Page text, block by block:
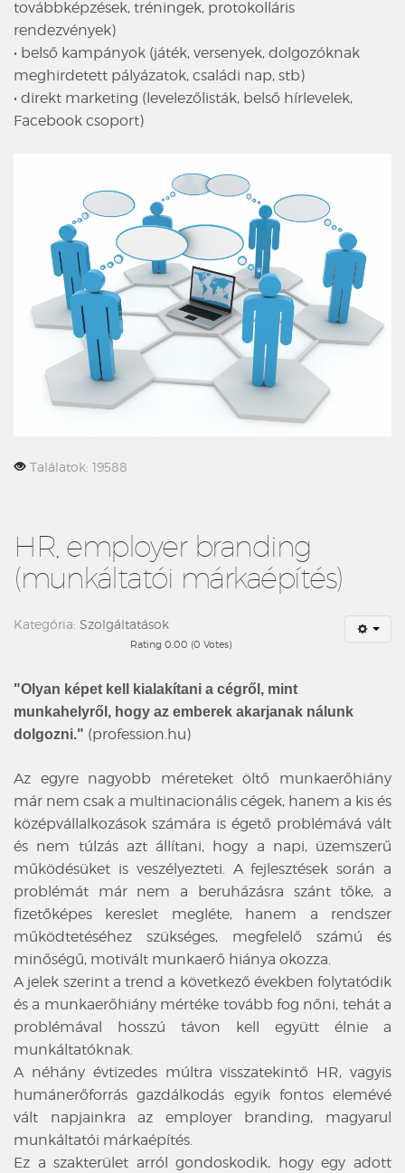
továbbképzések, tréningek, protokolláris
rendezvények)
• belső kampányok (játék, versenyek, dolgozóknak
meghirdetett pályázatok, családi nap, stb)
• direkt marketing (levelezőlisták, belső hírlevelek,
Facebook csoport)
Találatok: 19588
HR, employer branding
(munkáltatói márkaépítés)
Kategória: Szolgáltatások
Rating 0.00 (0 Votes)
"Olyan képet kell kialakítani a cégről, mint
munkahelyről, hogy az emberek akarjanak nálunk
dolgozni." (profession.hu)
Az egyre nagyobb méreteket öltő munkaerőhiány
már nem csak a multinacionális cégek, hanem a kis és
középvállalkozások számára is égető problémává vált
és nem túlzás azt állítani, hogy a napi, üzemszerű
működésüket is veszélyezteti. A fejlesztések során a
problémát már nem a beruházásra szánt tőke, a
fizetőképes kereslet megléte, hanem a rendszer
működtetéséhez szükséges, megfelelő számú és
minőségű, motivált munkaerő hiánya okozza.
A jelek szerint a trend a következő években folytatódik
és a munkaerőhiány mértéke tovább fog nőni, tehát a
problémával hosszú távon kell együtt élnie a
munkáltatóknak.
A néhány évtizedes múltra visszatekintő HR, vagyis
humánerőforrás gazdálkodás egyik fontos elemévé
vált napjainkra az employer branding, magyarul
munkáltatói márkaépítés.
Ez a szakterület arról gondoskodik, hogy egy adott